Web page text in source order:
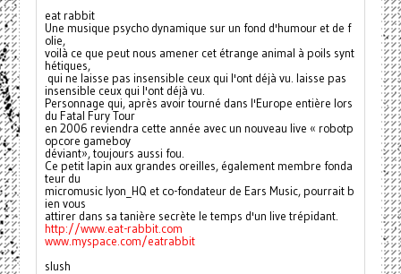
eat rabbit
Une musique psycho dynamique sur un fond d'humour et de f
olie,
voilà ce que peut nous amener cet étrange animal à poils synt
hétiques,
qui ne laisse pas insensible ceux qui l'ont déjà vu. laisse pas
insensible ceux qui l'ont déjà vu.
Personnage qui, après avoir tourné dans l'Europe entière lors
du Fatal Fury Tour
en 2006 reviendra cette année avec un nouveau live « robotp
opcore gameboy
déviant», toujours aussi fou.
Ce petit lapin aux grandes oreilles, également membre fonda
teur du
micromusic lyon_HQ et co-fondateur de Ears Music, pourrait b
ien vous
attirer dans sa tanière secrète le temps d'un live trépidant.
http://www.eat-rabbit.com
www.myspace.com/eatrabbit
slush